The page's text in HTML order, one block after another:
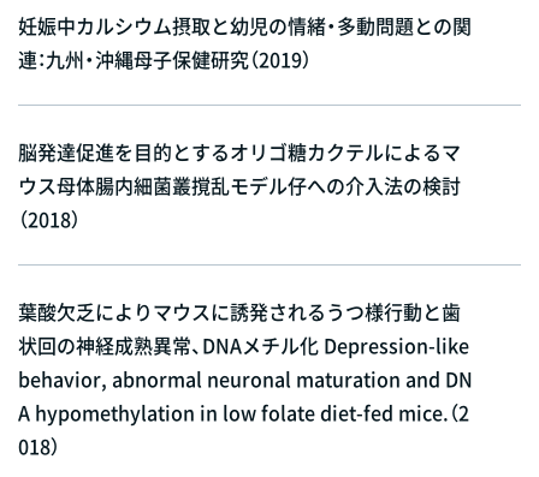
妊娠中カルシウム摂取と幼児の情緒・多動問題との関
連：九州・沖縄母子保健研究（2019）
脳発達促進を目的とするオリゴ糖カクテルによるマ
ウス母体腸内細菌叢撹乱モデル仔への介入法の検討
（2018）
葉酸欠乏によりマウスに誘発されるうつ様行動と歯
状回の神経成熟異常、DNAメチル化 Depression-like
behavior, abnormal neuronal maturation and DN
A hypomethylation in low folate diet-fed mice.（2
018）